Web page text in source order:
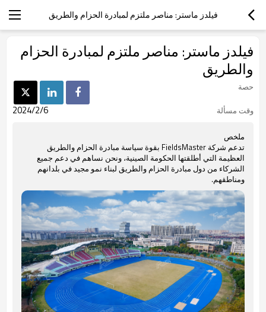
فيلدز ماستر: مناصر ملتزم لمبادرة الحزام والطريق
فيلدز ماستر: مناصر ملتزم لمبادرة الحزام
والطريق
حصة
وقت مسألة
2024/2/6
ملخص
تدعم شركة FieldsMaster بقوة سياسة مبادرة الحزام والطريق
العظيمة التي أطلقتها الحكومة الصينية، ونحن نساهم في دعم جميع
الشركاء من دول مبادرة الحزام والطريق لبناء نمو مجيد في بلدانهم
ومناطقهم.